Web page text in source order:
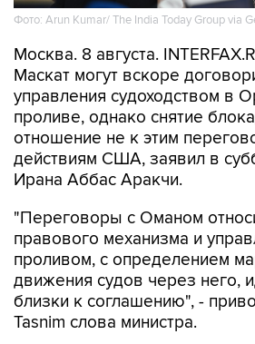
Москва. 8 августа.
управления судоходством в
проливе, однако снятие
отношение не к этим
действиям США, заявил в
Ирана Аббас Аракчи.
"Переговоры с Оманом
проливом, с определением
движения судов через него,
близки к соглашению", -
Tasnim слова министра.
"Но открытие Ормузского